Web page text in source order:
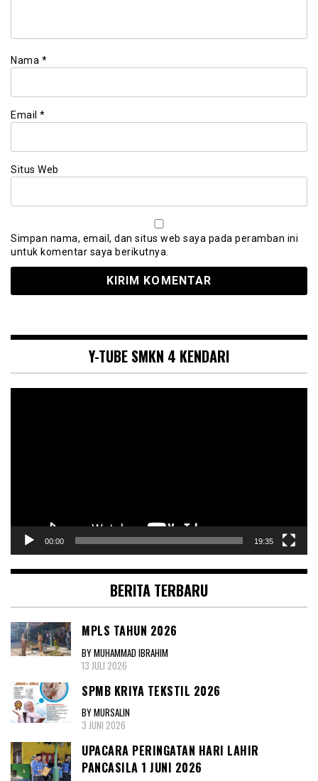
Nama *
Email *
Situs Web
Simpan nama, email, dan situs web saya pada peramban ini
untuk komentar saya berikutnya.
Y-TUBE SMKN 4 KENDARI
00:00 19:35
BERITA TERBARU
MPLS TAHUN 2026
BY MUHAMMAD IBRAHIM
13 JULI 2026
SPMB KRIYA TEKSTIL 2026
BY MURSALIN
3 JUNI 2026
UPACARA PERINGATAN HARI LAHIR
PANCASILA 1 JUNI 2026